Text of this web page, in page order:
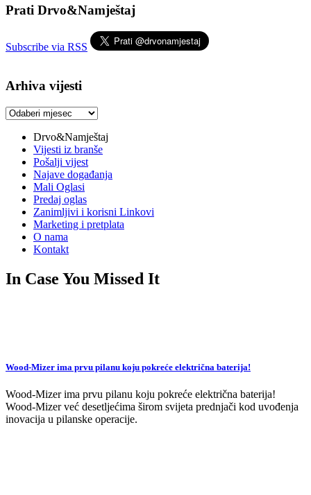
Prati Drvo&Namještaj
Subscribe via RSS
Arhiva vijesti
Arhiva
Drvo&Namještaj
Vijesti iz branše
Pošalji vijest
Najave događanja
Mali Oglasi
Predaj oglas
Zanimljivi i korisni Linkovi
Marketing i pretplata
O nama
Kontakt
In Case You Missed It
Wood-Mizer ima prvu pilanu koju pokreće električna baterija!
Wood-Mizer ima prvu pilanu koju pokreće električna baterija!
Wood-Mizer već desetljećima širom svijeta prednjači kod uvođenja
inovacija u pilanske operacije.